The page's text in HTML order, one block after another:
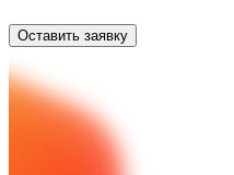
Оставить заявку